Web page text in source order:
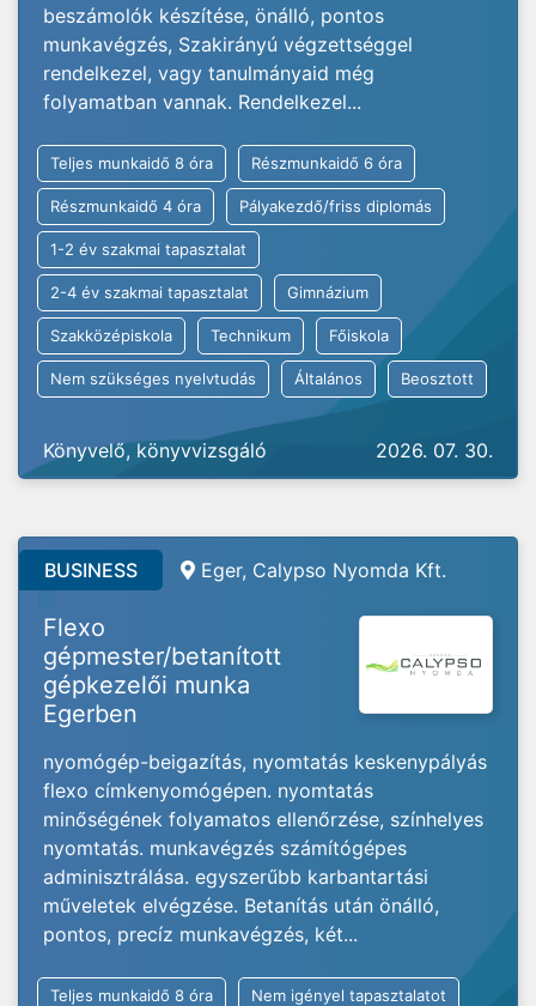
beszámolók készítése, önálló, pontos
munkavégzés, Szakirányú végzettséggel
rendelkezel, vagy tanulmányaid még
folyamatban vannak. Rendelkezel...
Teljes munkaidő 8 óra Részmunkaidő 6 óra
Részmunkaidő 4 óra Pályakezdő/friss diplomás
1-2 év szakmai tapasztalat
2-4 év szakmai tapasztalat Gimnázium
Szakközépiskola Technikum Főiskola
Nem szükséges nyelvtudás Általános Beosztott
Könyvelő, könyvvizsgáló 2026. 07. 30.
BUSINESS Eger, Calypso Nyomda Kft.
Flexo
gépmester/betanított
gépkezelői munka
Egerben
nyomógép-beigazítás, nyomtatás keskenypályás
flexo címkenyomógépen. nyomtatás
minőségének folyamatos ellenőrzése, színhelyes
nyomtatás. munkavégzés számítógépes
adminisztrálása. egyszerűbb karbantartási
műveletek elvégzése. Betanítás után önálló,
pontos, precíz munkavégzés, két...
Teljes munkaidő 8 óra Nem igényel tapasztalatot